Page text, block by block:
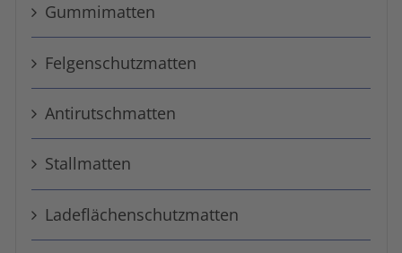
Gummi­matten
Felgen­schutz­matten
Anti­rutsch­matten
Stall­matten
Ladeflächen­schutz­matten